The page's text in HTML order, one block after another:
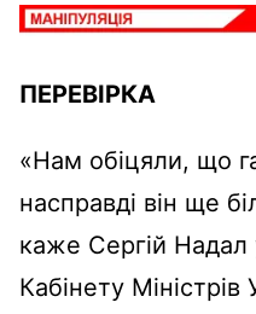
ПЕРЕВІРКА
«Нам обіцяли, що
насправді він ще
каже Сергій Надал
Кабінету Міністрів